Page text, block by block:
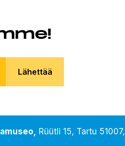
Lähettää
Rüütli 15, Tartu 51007,